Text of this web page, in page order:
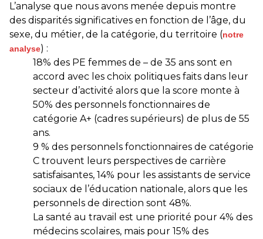
L’analyse que nous avons menée depuis montre
des disparités significatives en fonction de l’âge, du
sexe, du métier, de la catégorie, du territoire (notre
analyse) :
18% des PE femmes de – de 35 ans sont en
accord avec les choix politiques faits dans leur
secteur d’activité alors que la score monte à
50% des personnels fonctionnaires de
catégorie A+ (cadres supérieurs) de plus de 55
ans.
9 % des personnels fonctionnaires de catégorie
C trouvent leurs perspectives de carrière
satisfaisantes, 14% pour les assistants de service
sociaux de l’éducation nationale, alors que les
personnels de direction sont 48%.
La santé au travail est une priorité pour 4% des
médecins scolaires, mais pour 15% des